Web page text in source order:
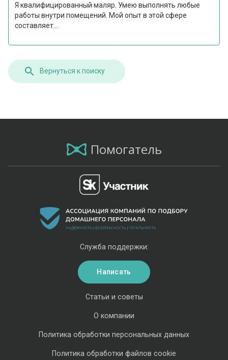
Я квалифицированный маляр. Умею выполнять любые
работы внутри помещений. Мой опыт в этой сфере
составляет...
Вернуться к поиску
Помогатель
Статьи и советы
О компании
Политика обработки персональных данных
Политика обработки файлов cookie
Служба поддержки:
Написать